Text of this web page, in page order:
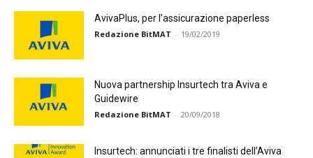
AvivaPlus, per l’assicurazione paperless
Redazione BitMAT - 19/02/2019
Nuova partnership Insurtech tra Aviva e
Guidewire
Redazione BitMAT - 20/09/2018
Insurtech: annunciati i tre finalisti dell’Aviva